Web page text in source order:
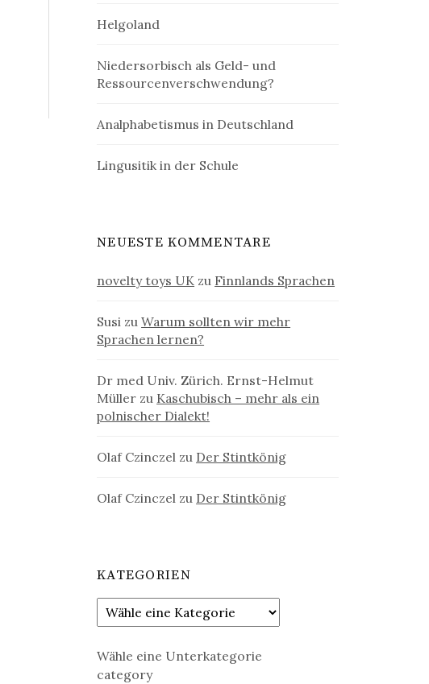
Helgoland
Niedersorbisch als Geld- und
Ressourcenverschwendung?
Analphabetismus in Deutschland
Lingusitik in der Schule
NEUESTE KOMMENTARE
novelty toys UK zu Finnlands Sprachen
Susi zuWarum sollten wir mehr
Sprachen lernen?
Dr med Univ. Zürich. Ernst-Helmut
Müller zu Kaschubisch – mehr als ein
polnischer Dialekt!
Olaf Czinczel zu Der Stintkönig
Olaf Czinczel zu Der Stintkönig
KATEGORIEN
Wähle eine Unterkategorie
category